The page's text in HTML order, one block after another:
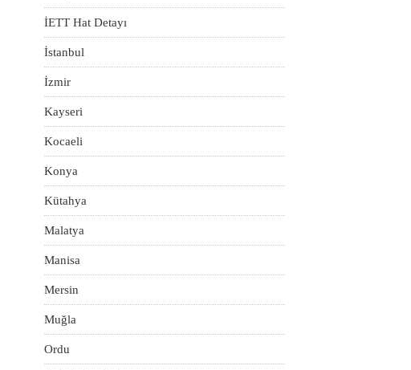
İETT Hat Detayı
İstanbul
İzmir
Kayseri
Kocaeli
Konya
Kütahya
Malatya
Manisa
Mersin
Muğla
Ordu